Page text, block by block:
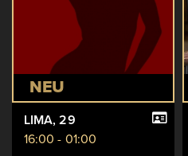
NEU
LIMA, 29
16:00 - 01:00